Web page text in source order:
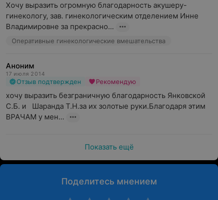
Хочу выразить огромную благодарность акушеру-
гинекологу, зав. гинекологическим отделением Инне
Владимировне за прекрасно...
Оперативные гинекологические вмешательства
Аноним
17 июля 2014
Отзыв подтвержден Рекомендую
хочу выразить безграничную благодарность Янковской
С.Б. и   Шаранда Т.Н.за их золотые руки.Благодаря этим
ВРАЧАМ у мен...
Показать ещё
Поделитесь мнением